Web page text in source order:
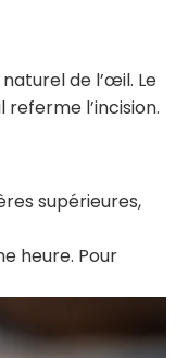
de l’œil. Le
l’incision.
supérieures,
heure. Pour